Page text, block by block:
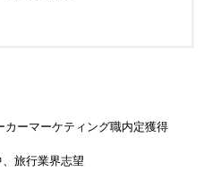
ーマーケティング職内定獲得
旅行業界志望